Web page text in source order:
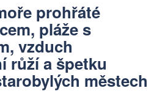
prohřáté
pláže s
vzduch
růží a špetku
městech